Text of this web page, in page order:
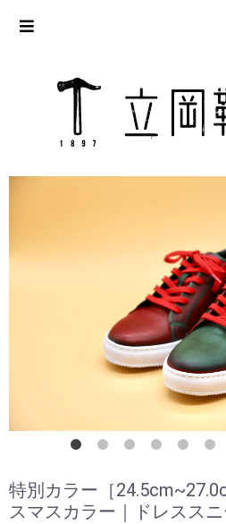
特別カラー［
スマスカラー｜ドレススニ